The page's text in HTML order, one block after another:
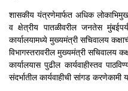
शासकीय यंत्रणेमार्फत अधिक
व क्षेत्रीय पातळीवरील जनतेस
कार्यालयामध्ये मुख्यमंत्री सचिवालय
विभागस्तरावरील मुख्यमंत्री सचिवालय
कार्यालयास पुढील कार्यवाहीस्तव
संदर्भातील कार्यवाहीची सांगड